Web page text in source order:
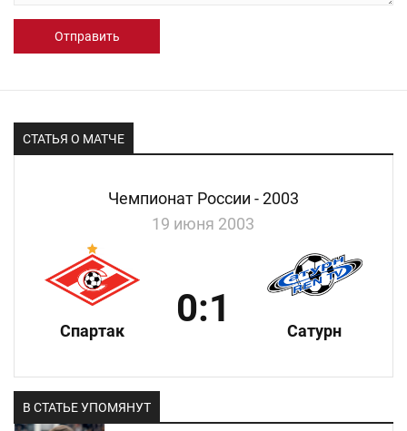
Отправить
СТАТЬЯ О МАТЧЕ
Чемпионат России - 2003
19 июня 2003
Спартак 0:1 Сатурн
В СТАТЬЕ УПОМЯНУТ